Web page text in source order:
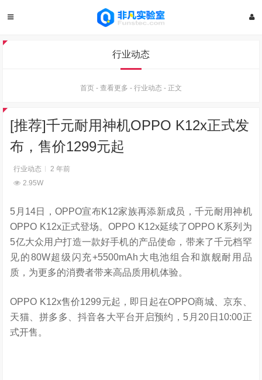
行业动态
首页 - 查看更多 - 行业动态 - 正文
[推荐]千元耐用神机OPPO K12x正式发
布，售价1299元起
行业动态
2 年前
2.95W
5月14日，OPPO宣布K12家族再添新成员，千元耐用神机
OPPO K12x正式登场。OPPO K12x延续了OPPO K系列为
5亿大众用户打造一款好手机的产品使命，带来了千元档罕
见的80W超级闪充+5500mAh大电池组合和旗舰耐用品
质，为更多的消费者带来高品质用机体验。
OPPO K12x售价1299元起，即日起在OPPO商城、京东、
天猫、拼多多、抖音各大平台开启预约，5月20日10:00正
式开售。